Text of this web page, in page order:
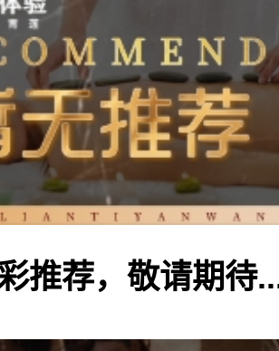
推荐，敬请期待